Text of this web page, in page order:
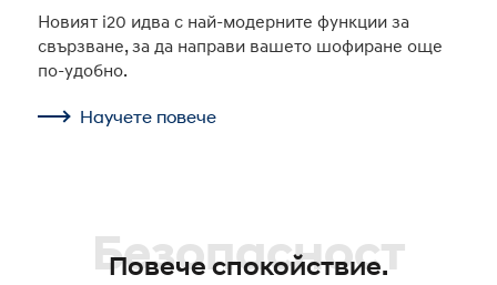
Новият i20 идва с най-модерните функции за
свързване, за да направи вашето шофиране още
по-удобно.
Научете повече
Безопасност
Повече спокойствие.